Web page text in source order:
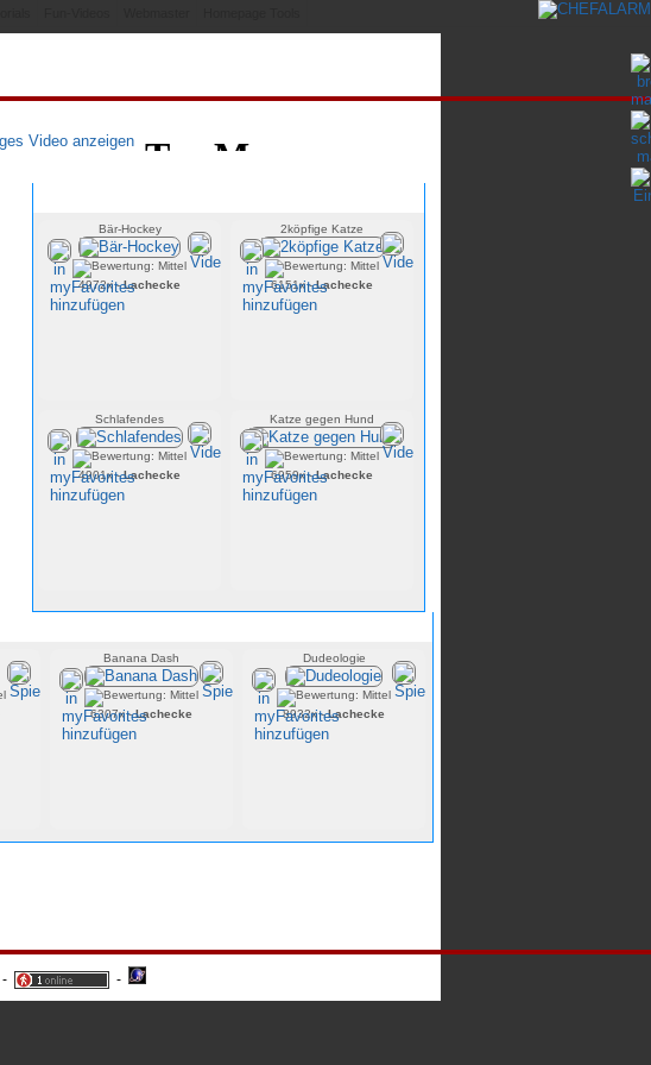
Bär-Hockey
4972x -Lachecke
2köpfige Katze
6151x -Lachecke
Schlafendes
4901x -Lachecke
Katze gegen Hund
6959x -Lachecke
Banana Dash
6307x -Lachecke
Dudeologie
8932x -Lachecke
- -